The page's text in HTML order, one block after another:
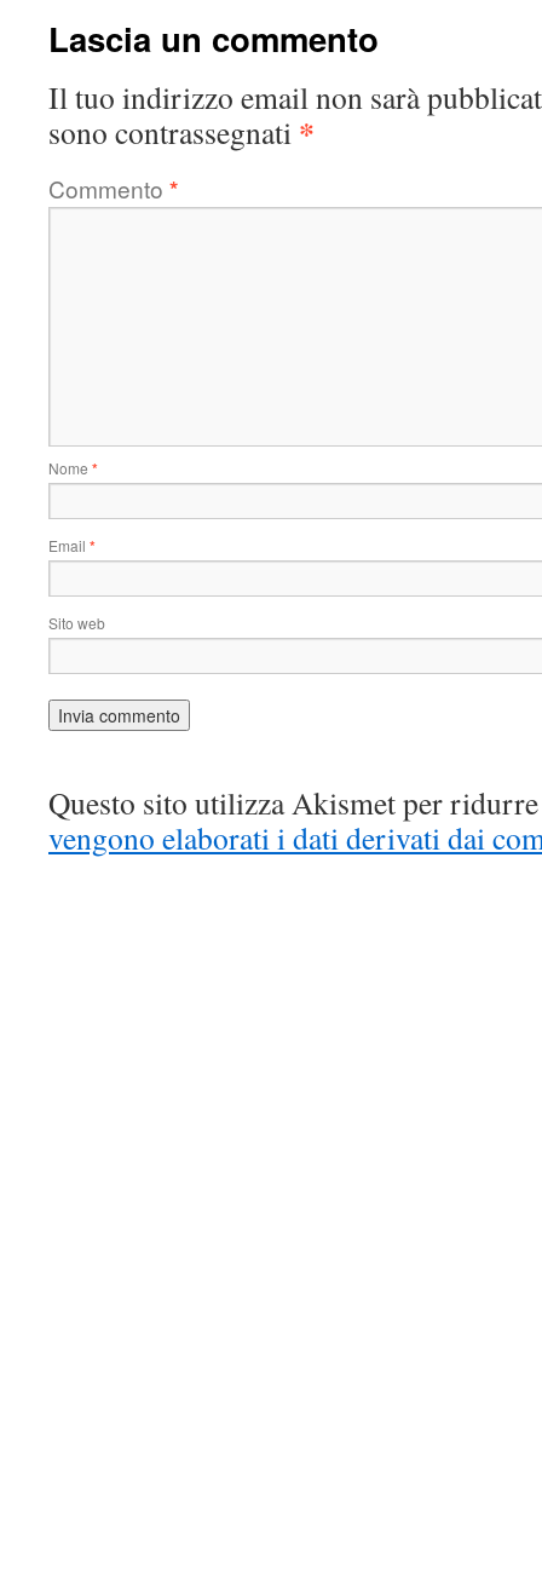
Lascia un commento
Il tuo indirizzo email non sarà
sono contrassegnati *
Commento *
Nome *
Email *
Sito web
Questo sito utilizza Akismet per
vengono elaborati i dati derivati dai